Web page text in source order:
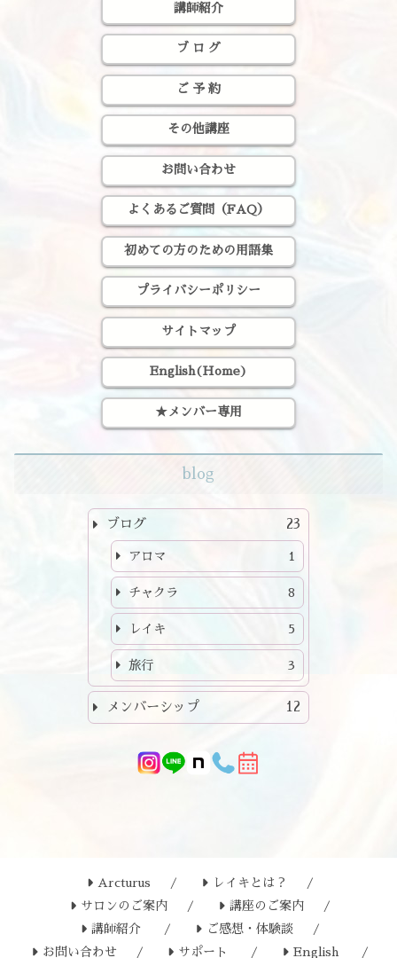
講師紹介
ブ ロ グ
ご 予 約
その他講座
お問い合わせ
よくあるご質問（FAQ）
初めての方のための用語集
プライバシーポリシー
サイトマップ
English(Home)
★メンバー専用
blog
ブログ 23
アロマ 1
チャクラ 8
レイキ 5
旅行 3
メンバーシップ 12
Arcturus
レイキとは？
サロンのご案内
講座のご案内
講師紹介
ご感想・体験談
お問い合わせ
サポート English